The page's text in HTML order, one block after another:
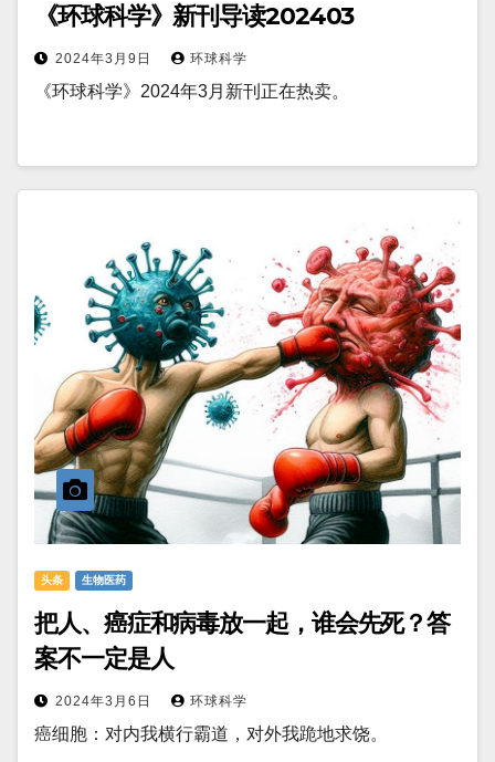
《环球科学》新刊导读202403
2024年3月9日 环球科学
《环球科学》2024年3月新刊正在热卖。
头条 生物医药
把人、癌症和病毒放一起，谁会先死？答
案不一定是人
2024年3月6日 环球科学
癌细胞：对内我横行霸道，对外我跪地求饶。